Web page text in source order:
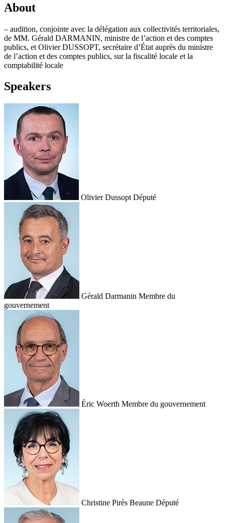
About
– audition, conjointe avec la délégation aux collectivités territoriales,
de MM. Gérald DARMANIN, ministre de l’action et des comptes
publics, et Olivier DUSSOPT, secrétaire d’État auprès du ministre
de l’action et des comptes publics, sur la fiscalité locale et la
comptabilité locale
Speakers
Olivier Dussopt Député
Gérald Darmanin Membre du
gouvernement
Éric Woerth Membre du gouvernement
Christine Pirès Beaune Député